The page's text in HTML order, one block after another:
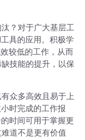
？对于广大基层工
具的应用。积极学
较低的工作，从而
技能的提升，以保
众多高效且易于上
时完成的工作报
时间可用于掌握更
道不是更有价值